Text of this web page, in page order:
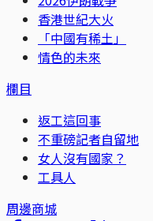
香港世紀大火
「中國有稀土」
情色的未來
欄目
返工這回事
不重磅記者自留地
女人沒有國家？
工具人
周邊商城